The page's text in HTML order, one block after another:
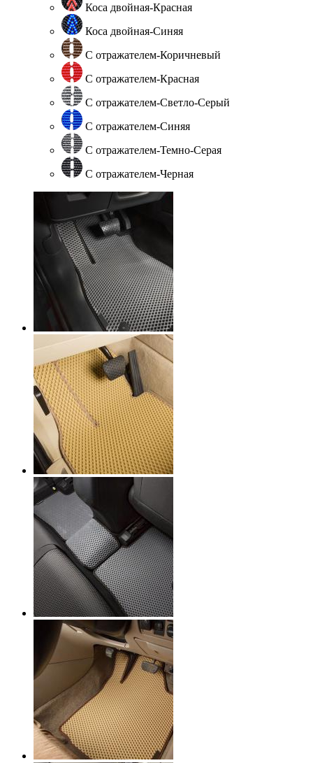
Коса двойная-Красная
Коса двойная-Синяя
С отражателем-Коричневый
С отражателем-Красная
С отражателем-Светло-Серый
С отражателем-Синяя
С отражателем-Темно-Серая
С отражателем-Черная